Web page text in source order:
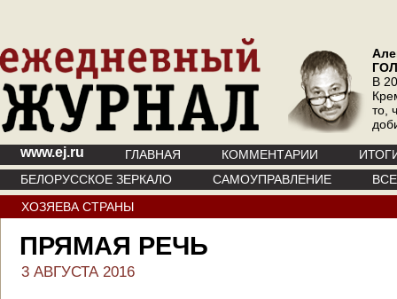
В
то,
www.ej.ru ГЛАВНАЯ КОММЕНТАРИИ
БЕЛОРУССКОЕ ЗЕРКАЛО
САМОУПРАВЛЕНИЕ
ХОЗЯЕВА СТРАНЫ
ПРЯМАЯ РЕЧЬ
3 АВГУСТА 2016